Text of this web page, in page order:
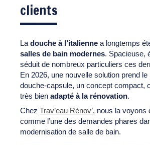
clients
La douche à l’italienne a longtemps
salles de bain modernes. Spacieuse,
séduit de nombreux particuliers ces
En 2026, une nouvelle solution prend le
douche-capsule, un concept compact,
très bien adapté à la rénovation.
Chez Trav’eau Rénov’, nous la voyons
comme l’une des demandes phares
modernisation de salle de bain.